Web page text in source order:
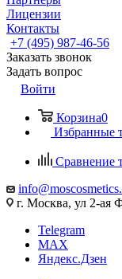
Лицензии
Контакты
+7 (495) 987-46-56
Заказать звонок
Задать вопрос
Войти
Корзина0
Избранные
Сравнение
г. Москва, ул 2-ая
Telegram
MAX
Яндекс.Дзен